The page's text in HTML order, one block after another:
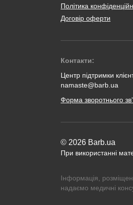
Політика
Договір оферти
Контакти:
Центр підтримки
namaste@barb.ua
Форма зворотнього
© 2026 Barb.ua
При використанні
Інформація,
надаємо медичні